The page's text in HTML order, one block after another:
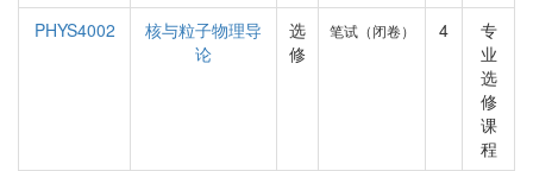
PHYS4002
核与粒子物理导
论
选
修
笔试（闭卷） 4
专
业
选
修
课
程